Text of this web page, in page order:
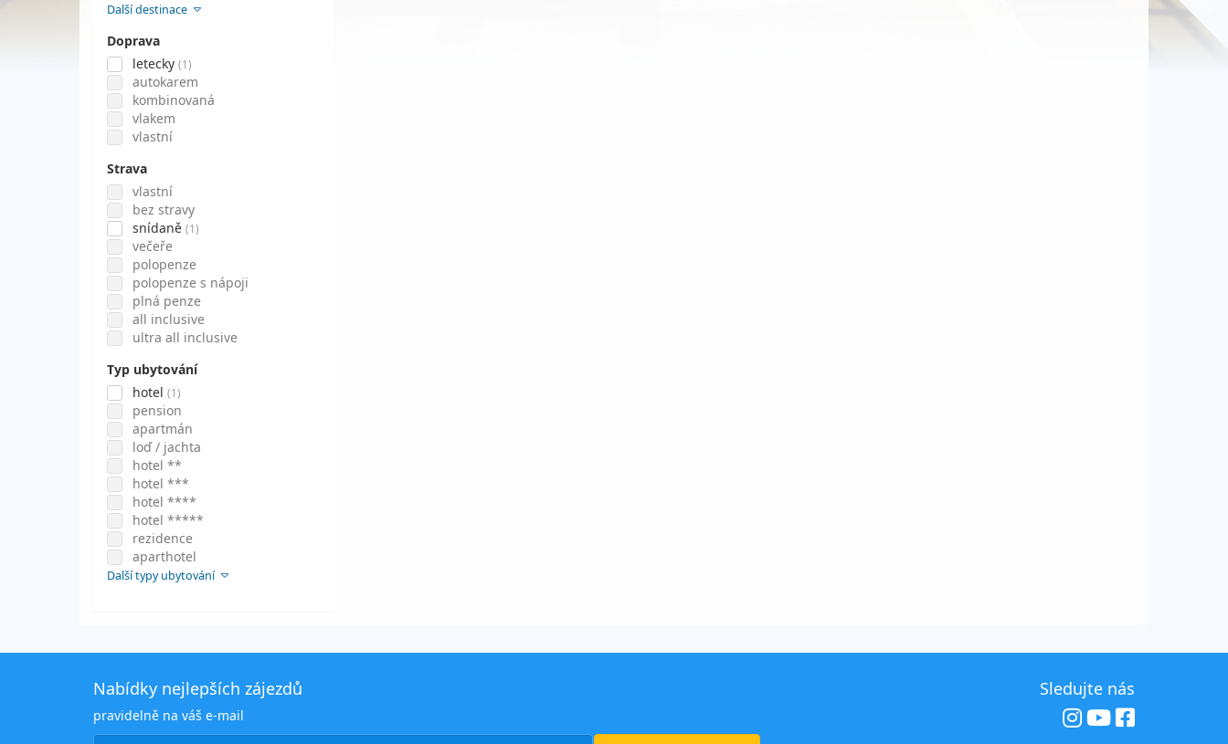
Další destinace
Doprava
letecky (1)
autokarem
kombinovaná
vlakem
vlastní
Strava
vlastní
bez stravy
snídaně (1)
večeře
polopenze
polopenze s nápoji
plná penze
all inclusive
ultra all inclusive
Typ ubytování
hotel (1)
pension
apartmán
loď / jachta
hotel **
hotel ***
hotel ****
hotel *****
rezidence
aparthotel
Další typy ubytování
Nabídky nejlepších zájezdů
pravidelně na váš e-mail
Sledujte nás